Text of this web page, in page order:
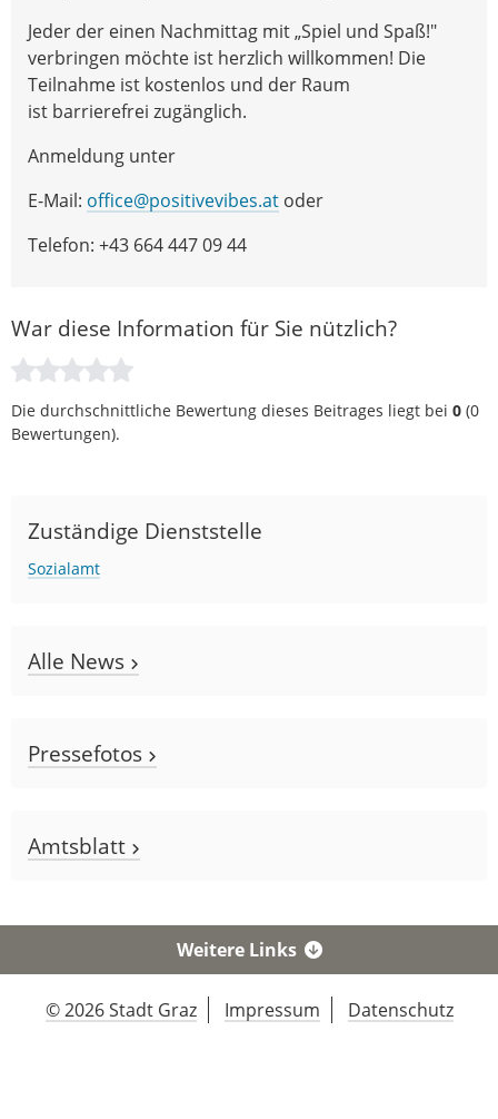
Jeder der einen Nachmittag mit „Spiel und Spaß!"
verbringen möchte ist herzlich willkommen! Die
Teilnahme ist kostenlos und der Raum
ist barrierefrei zugänglich.
Anmeldung unter
E-Mail: office@positivevibes.at oder
Telefon: +43 664 447 09 44
War diese Information für Sie nützlich?
Die durchschnittliche Bewertung dieses Beitrages liegt bei 0 (0
Bewertungen).
Zuständige Dienststelle
Sozialamt
Alle News
Pressefotos
Amtsblatt
Weitere Links
© 2026 Stadt Graz Impressum Datenschutz